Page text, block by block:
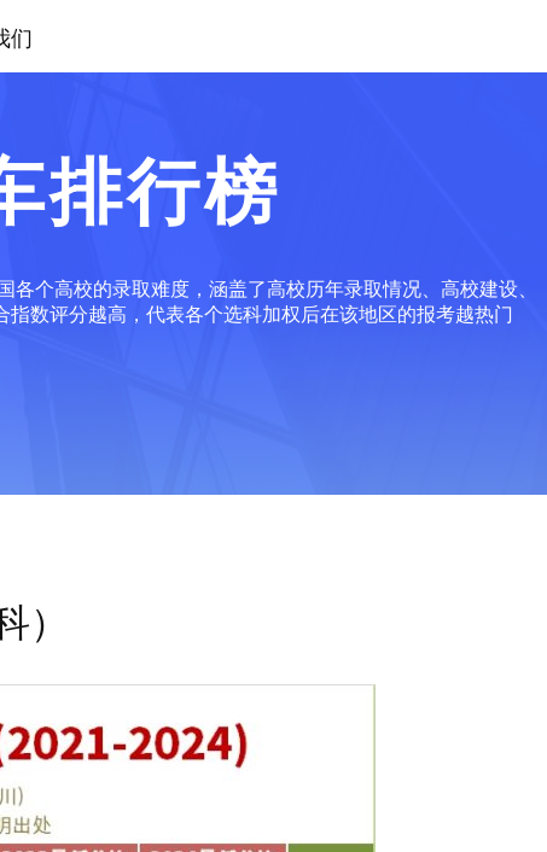
们
排行榜
个高校的录取难度，涵盖了高校历年录取情况、高校建设、
数评分越高，代表各个选科加权后在该地区的报考越热门
）